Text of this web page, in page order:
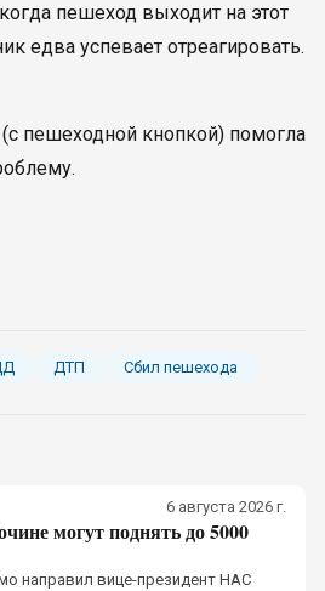
пешеход выходит на этот
едва успевает отреагировать.
пешеходной кнопкой) помогла
ДТП Сбил пешехода
6 августа 2026 г.
могут поднять до 5000
направил вице-президент НАС